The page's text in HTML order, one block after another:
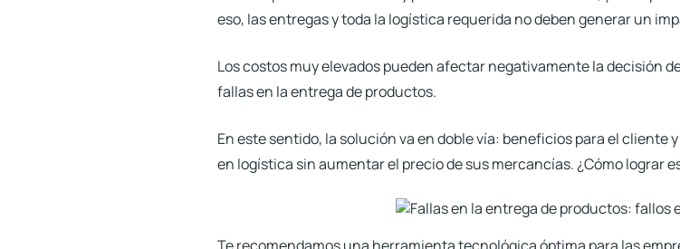
eso, las entregas y toda la logística requerida no deben generar un
Los costos muy elevados pueden afectar negativamente la decisión
fallas en la entrega de productos.
En este sentido, la solución va en doble vía: beneficios para el cliente
en logística sin aumentar el precio de sus mercancías. ¿Cómo lograr